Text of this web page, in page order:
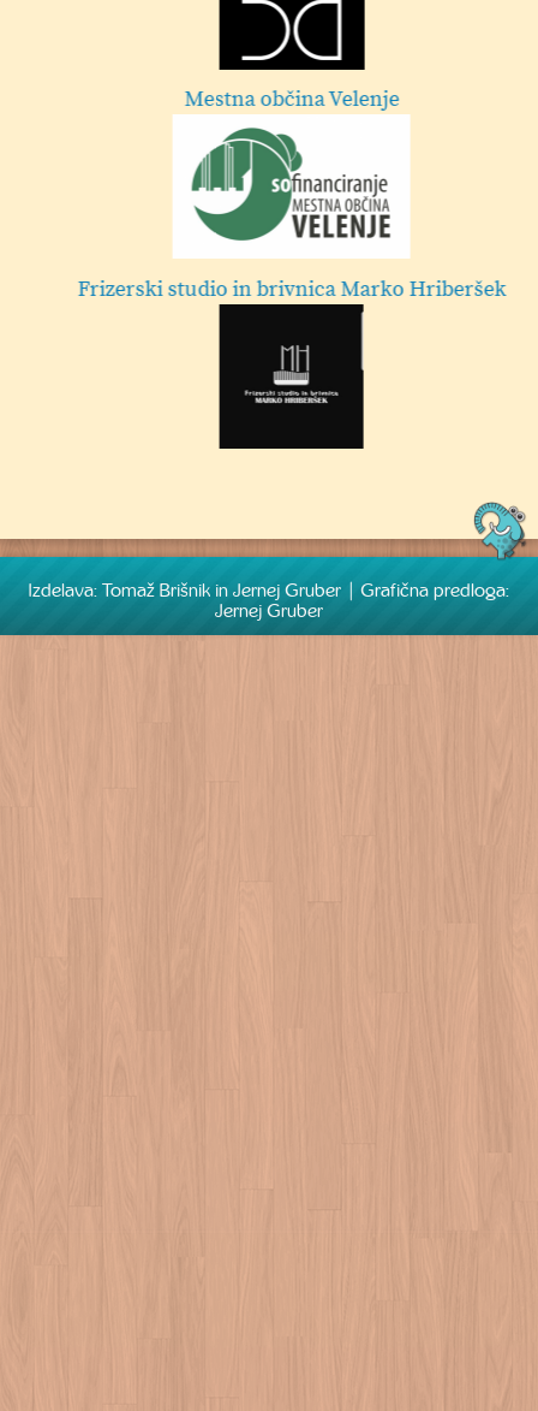
Mestna občina Velenje
Frizerski studio in brivnica Marko Hriberšek
Izdelava: Tomaž Brišnik in Jernej Gruber | Grafična predloga:
Jernej Gruber